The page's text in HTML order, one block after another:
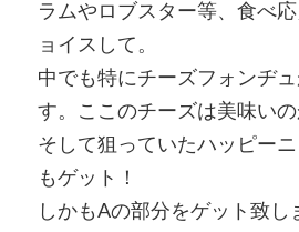
ラムやロブスター等、食べ
ョイスして。
中でも特にチーズフォンヂ
す。ここのチーズは美味いの
そして狙っていたハッピー
もゲット！
しかもAの部分をゲット致し